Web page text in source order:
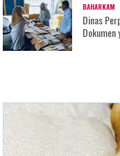
BAHARKAM
Dinas
Dokumen